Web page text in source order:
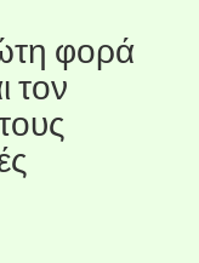
φορά
τον